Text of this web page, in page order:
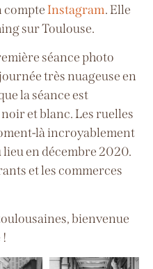
compteInstagram. Elle
sur Toulouse.
séance photo
très nuageuse en
la séance est
et blanc. Les ruelles
là incroyablement
lieu en décembre 2020.
et les commerces
bienvenue